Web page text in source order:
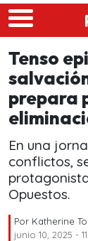
Skip to main
Tenso
prepara
En una
conflictos,
Opuestos.
Por Katherine
junio 10, 2025 -